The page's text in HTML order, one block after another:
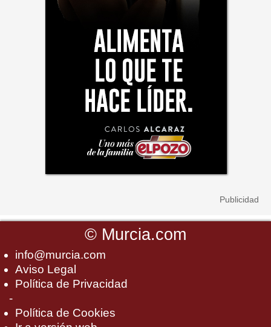
© Murcia.com
info@murcia.com
Aviso Legal
Política de Privacidad
-
Política de Cookies